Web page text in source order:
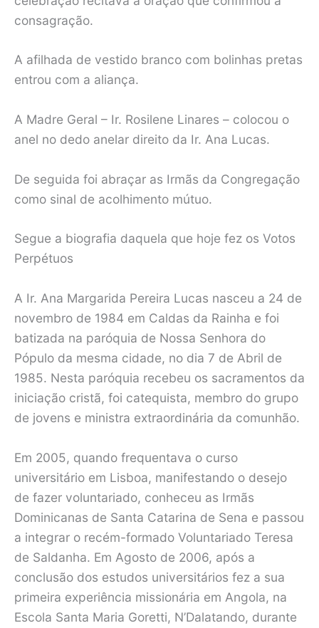
consagração.
A afilhada de vestido branco com bolinhas pretas
entrou com a aliança.
A Madre Geral – Ir. Rosilene Linares – colocou o
anel no dedo anelar direito da Ir. Ana Lucas.
De seguida foi abraçar as Irmãs da Congregação
como sinal de acolhimento mútuo.
Segue a biografia daquela que hoje fez os Votos
Perpétuos
A Ir. Ana Margarida Pereira Lucas nasceu a 24 de
novembro de 1984 em Caldas da Rainha e foi
batizada na paróquia de Nossa Senhora do
Pópulo da mesma cidade, no dia 7 de Abril de
1985. Nesta paróquia recebeu os sacramentos da
iniciação cristã, foi catequista, membro do grupo
de jovens e ministra extraordinária da comunhão.
Em 2005, quando frequentava o curso
universitário em Lisboa, manifestando o desejo
de fazer voluntariado, conheceu as Irmãs
Dominicanas de Santa Catarina de Sena e passou
a integrar o recém-formado Voluntariado Teresa
de Saldanha. Em Agosto de 2006, após a
conclusão dos estudos universitários fez a sua
primeira experiência missionária em Angola, na
Escola Santa Maria Goretti, N’Dalatando, durante